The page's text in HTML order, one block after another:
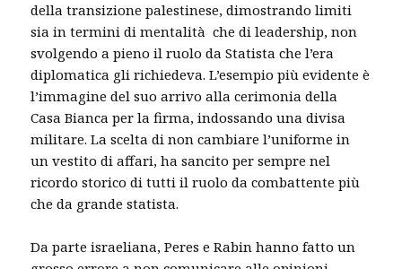
della transizione palestinese, dimostrando limiti
sia in termini di mentalità che di leadership, non
svolgendo a pieno il ruolo da Statista che l’era
diplomatica gli richiedeva. L’esempio più evidente è
l’immagine del suo arrivo alla cerimonia della
Casa Bianca per la firma, indossando una divisa
militare. La scelta di non cambiare l’uniforme in
un vestito di affari, ha sancito per sempre nel
ricordo storico di tutti il ruolo da combattente più
che da grande statista.
Da parte israeliana, Peres e Rabin hanno fatto un